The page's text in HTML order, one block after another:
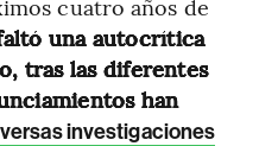
cuatro años de
una autocrítica
tras las diferentes
han
investigaciones